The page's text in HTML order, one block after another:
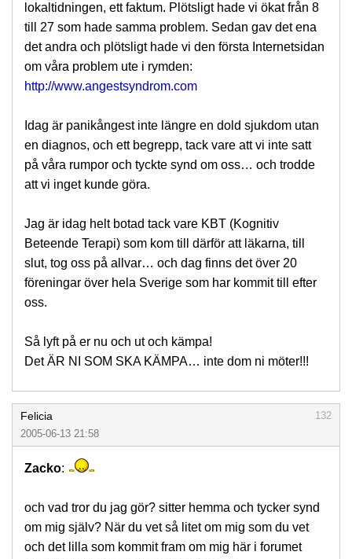
lokaltidningen, ett faktum. Plötsligt hade vi ökat från 8
till 27 som hade samma problem. Sedan gav det ena
det andra och plötsligt hade vi den första Internetsidan
om våra problem ute i rymden:
http://www.angestsyndrom.com
Idag är panikångest inte längre en dold sjukdom utan
en diagnos, och ett begrepp, tack vare att vi inte satt
på våra rumpor och tyckte synd om oss… och trodde
att vi inget kunde göra.
Jag är idag helt botad tack vare KBT (Kognitiv
Beteende Terapi) som kom till därför att läkarna, till
slut, tog oss på allvar… och dag finns det över 20
föreningar över hela Sverige som har kommit till efter
oss.
Så lyft på er nu och ut och kämpa!
Det ÄR NI SOM SKA KÄMPA… inte dom ni möter!!!
Felicia
132
2005-06-13 21:58
Zacko:
och vad tror du jag gör? sitter hemma och tycker synd
om mig själv? När du vet så litet om mig som du vet
och det lilla som kommit fram om mig här i forumet